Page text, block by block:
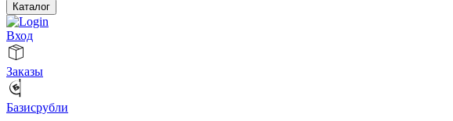
Каталог
Вход
Заказы
Базисрубли